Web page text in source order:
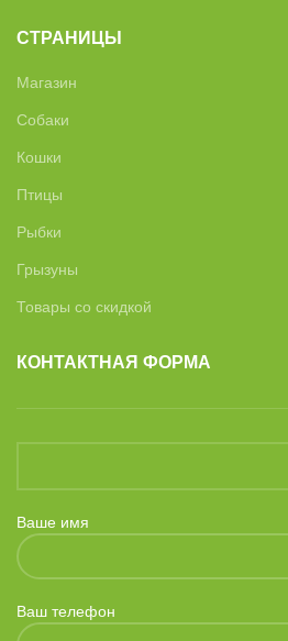
СТРАНИЦЫ
Магазин
Собаки
Кошки
Птицы
Рыбки
Грызуны
Товары со скидкой
КОНТАКТНАЯ ФОРМА
Ваше имя
Ваш телефон